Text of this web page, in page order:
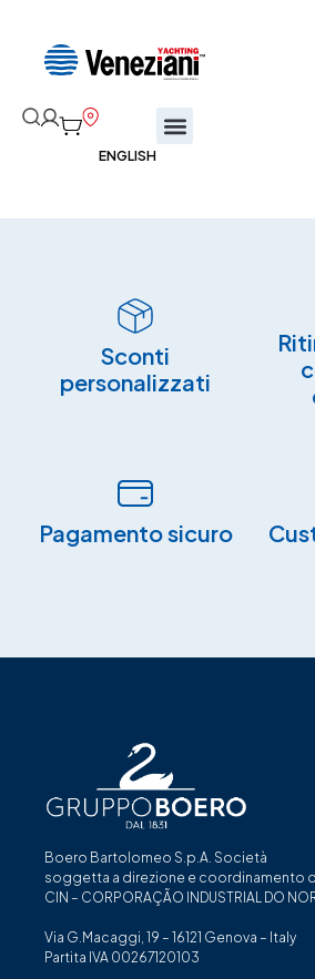
Sconti
personalizzati
Pagamento sicuro​
Boero Bartolomeo S.p.A. Società
soggetta a direzione e coordinamento
CIN – CORPORAÇÃO INDUSTRIAL DO
Via G.Macaggi, 19 – 16121 Genova – Italy
Partita IVA 00267120103